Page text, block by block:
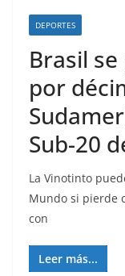
DEPORTES
Brasil
por
Sub-20
La Vinotinto
Mundo si pierde
con
Leer más...